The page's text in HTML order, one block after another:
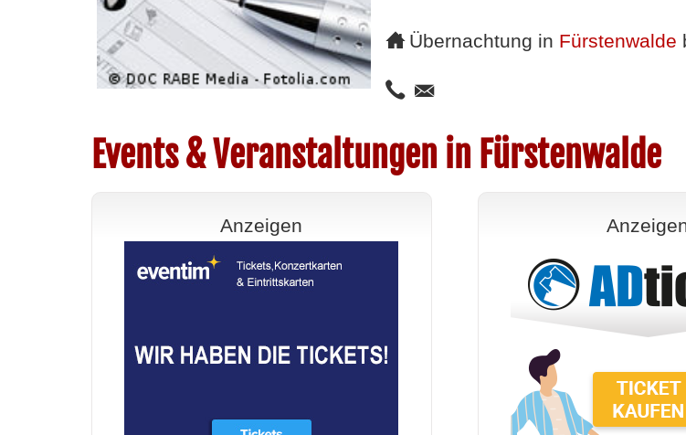
Übernachtung in Fürstenwalde
Events & Veranstaltungen in Fürstenwalde
Anzeigen